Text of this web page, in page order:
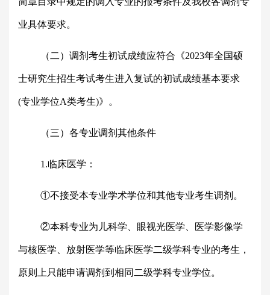
业具体要求。
（二）调剂考生初试成绩应符合《2023年全国硕
士研究生招生考试考生进入复试的初试成绩基本要求
(专业学位A类考生)》。
（三）各专业调剂其他条件
1.临床医学：
①不接受本专业学术学位和其他专业考生调剂。
②本科专业为儿科学、眼视光医学、医学影像学
与核医学、放射医学等临床医学二级学科专业的考生，
原则上只能申请调剂到相同二级学科专业学位。